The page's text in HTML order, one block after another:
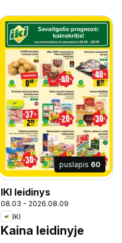
puslapis 60
IKI leidinys
08.03 - 2026.08.09
IKI
Kaina leidinyje